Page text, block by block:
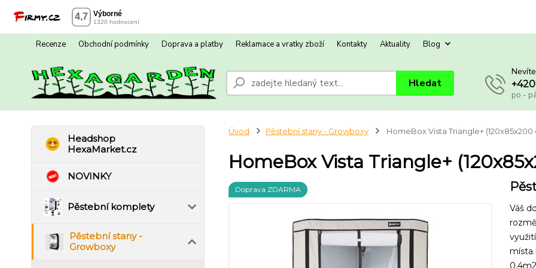
Recenze Obchodní podmínky Doprava a platby Reklamace a vratky zboží Kontakty Aktuality Blog
Hledat
po -
Headshop
HexaMarket.cz
NOVINKY
Pěstební komplety
Pěstební stany -
Growboxy
Úvod Pěstební stany - Growboxy HomeBox Vista Triangle+ (120x85x200
HomeBox Vista Triangle+
Doprava ZDARMA
Váš